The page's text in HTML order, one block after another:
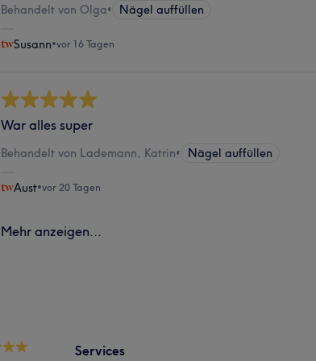
Behandelt von Olga• Nägel auffüllen
Susann•vor 16 Tagen
War alles super
Behandelt von Lademann, Katrin• Nägel auffüllen
Aust•vor 20 Tagen
Mehr anzeigen...
Services